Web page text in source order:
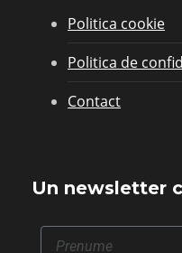
Politica cookie
Politica de
Contact
Un newsletter